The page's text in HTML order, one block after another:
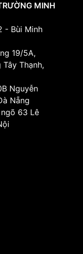
MINH
- Bùi Minh
19/5A,
Tây Thạnh,
Nguyễn
Nẵng
63 Lê